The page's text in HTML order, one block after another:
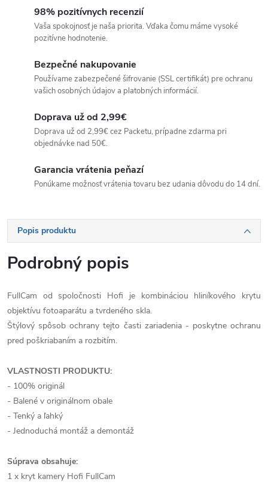
98% pozitívnych recenzií
Vaša spokojnosť je naša priorita. Vďaka čomu máme vysoké
pozitívne hodnotenie.
Bezpečné nakupovanie
Používame zabezpečené šifrovanie (SSL certifikát) pre ochranu
vašich osobných údajov a platobných informácií.
Doprava už od 2,99€
Doprava už od 2,99€ cez Packetu, prípadne zdarma pri
objednávke nad 50€.
Garancia vrátenia peňazí
Ponúkame možnosť vrátenia tovaru bez udania dôvodu do 14 dní.
Popis produktu
Podrobný popis
FullCam od spoločnosti Hofi je kombináciou hliníkového krytu
objektívu fotoaparátu a tvrdeného skla.
Štýlový spôsob ochrany tejto časti zariadenia - poskytne ochranu
pred poškriabaním a rozbitím.
VLASTNOSTI PRODUKTU:
- 100% originál
- Balené v originálnom obale
- Tenký a ľahký
- Jednoduchá montáž a demontáž
Súprava obsahuje:
1 x kryt kamery Hofi FullCam